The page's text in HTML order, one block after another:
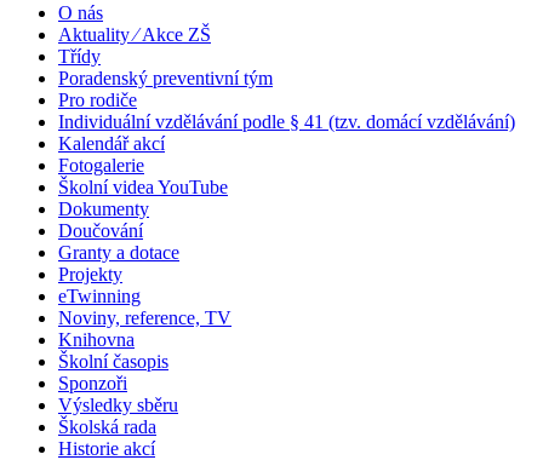
O nás
Aktuality ⁄ Akce ZŠ
Třídy
Poradenský preventivní tým
Pro rodiče
Individuální vzdělávání podle § 41 (tzv. domácí vzdělávání)
Kalendář akcí
Fotogalerie
Školní videa YouTube
Dokumenty
Doučování
Granty a dotace
Projekty
eTwinning
Noviny, reference, TV
Knihovna
Školní časopis
Sponzoři
Výsledky sběru
Školská rada
Historie akcí